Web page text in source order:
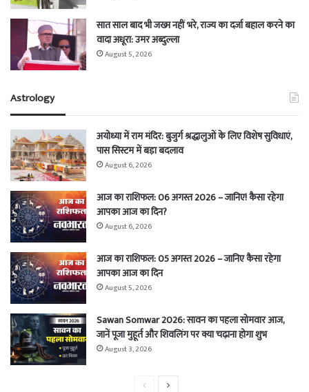
सात साल बाद भी जख्म नहीं भरे, राज्य का दर्जा बहाल करने का
वादा अधूरा: उमर अब्दुल्ला
August 5, 2026
Astrology
अयोध्या में राम मंदिर: बुजुर्ग श्रद्धालुओं के लिए विशेष सुविधाएं,
पास सिस्टम में बड़ा बदलाव
August 6, 2026
आज का राशिफल: 06 अगस्त 2026 – जानिए! कैसा रहेगा
आपका आज का दिन?
August 6, 2026
आज का राशिफल: 05 अगस्त 2026 – जानिए कैसा रहेगा
आपका आज का दिन
August 5, 2026
Sawan Somwar 2026: सावन का पहला सोमवार आज,
जानें पूजा मुहूर्त और शिवलिंग पर क्या चढ़ाना होगा शुभ
August 3, 2026
PreviousNext